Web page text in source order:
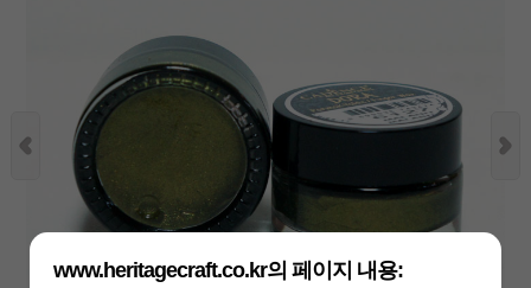
www.heritagecraft.co.kr의 페이지 내용: